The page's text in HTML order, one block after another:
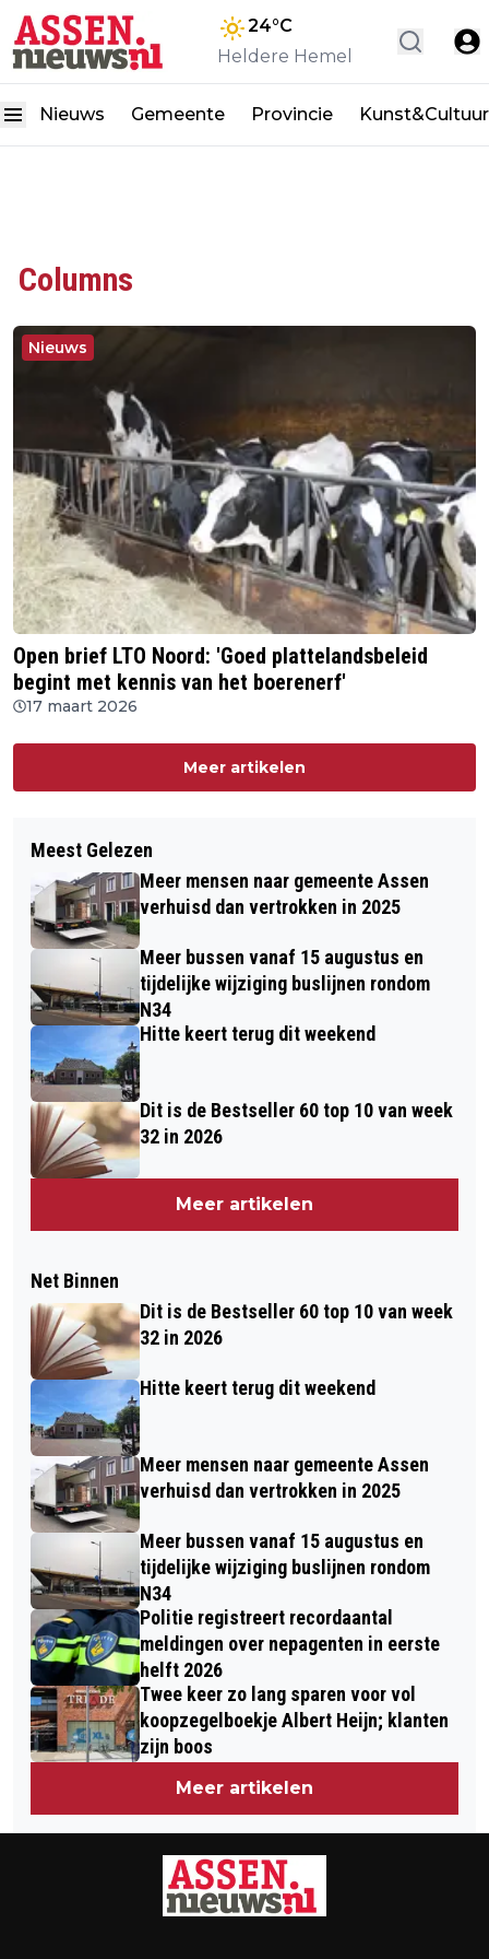
24°C
Heldere Hemel
Nieuws Gemeente Provincie Kunst&Cultuur
Columns
Nieuws
Open brief LTO Noord: 'Goed plattelandsbeleid
begint met kennis van het boerenerf'
17 maart 2026
Meer artikelen
Meest Gelezen
Meer mensen naar gemeente Assen
verhuisd dan vertrokken in 2025
Meer bussen vanaf 15 augustus en
tijdelijke wijziging buslijnen rondom
N34
Hitte keert terug dit weekend
Dit is de Bestseller 60 top 10 van week
32 in 2026
Meer artikelen
Net Binnen
Dit is de Bestseller 60 top 10 van week
32 in 2026
Hitte keert terug dit weekend
Meer mensen naar gemeente Assen
verhuisd dan vertrokken in 2025
Meer bussen vanaf 15 augustus en
tijdelijke wijziging buslijnen rondom
N34
Politie registreert recordaantal
meldingen over nepagenten in eerste
helft 2026
Twee keer zo lang sparen voor vol
koopzegelboekje Albert Heijn; klanten
zijn boos
Meer artikelen